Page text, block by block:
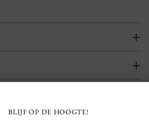
BLIJF OP DE HOOGTE!